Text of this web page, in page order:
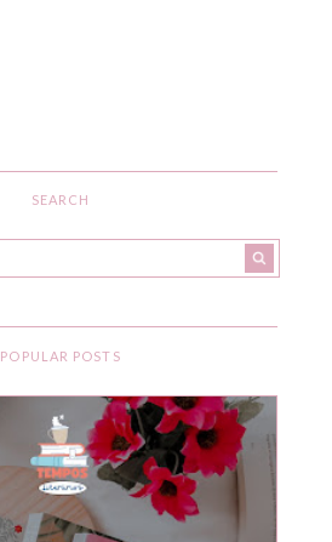
SEARCH
POPULAR POSTS